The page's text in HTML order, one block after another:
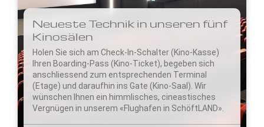
Neueste Technik in unseren fünf
Kinosälen
Holen Sie sich am Check-In-Schalter (Kino-Kasse)
Ihren Boarding-Pass (Kino-Ticket), begeben sich
anschliessend zum entsprechenden Terminal
(Etage) und daraufhin ins Gate (Kino-Saal). Wir
wünschen Ihnen ein himmlisches, cineastisches
Vergnügen in unserem «Flughafen in SchöftLAND».